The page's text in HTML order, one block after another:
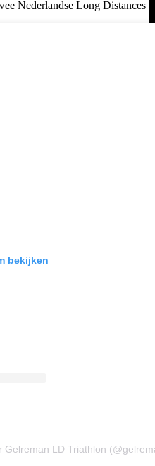
Nederlandse Long Distances
bekijken
Gelreman LD Triathlon